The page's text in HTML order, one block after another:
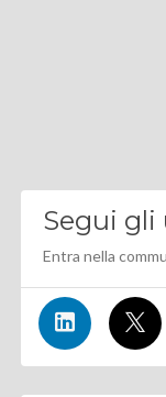
Segui
Entra nella